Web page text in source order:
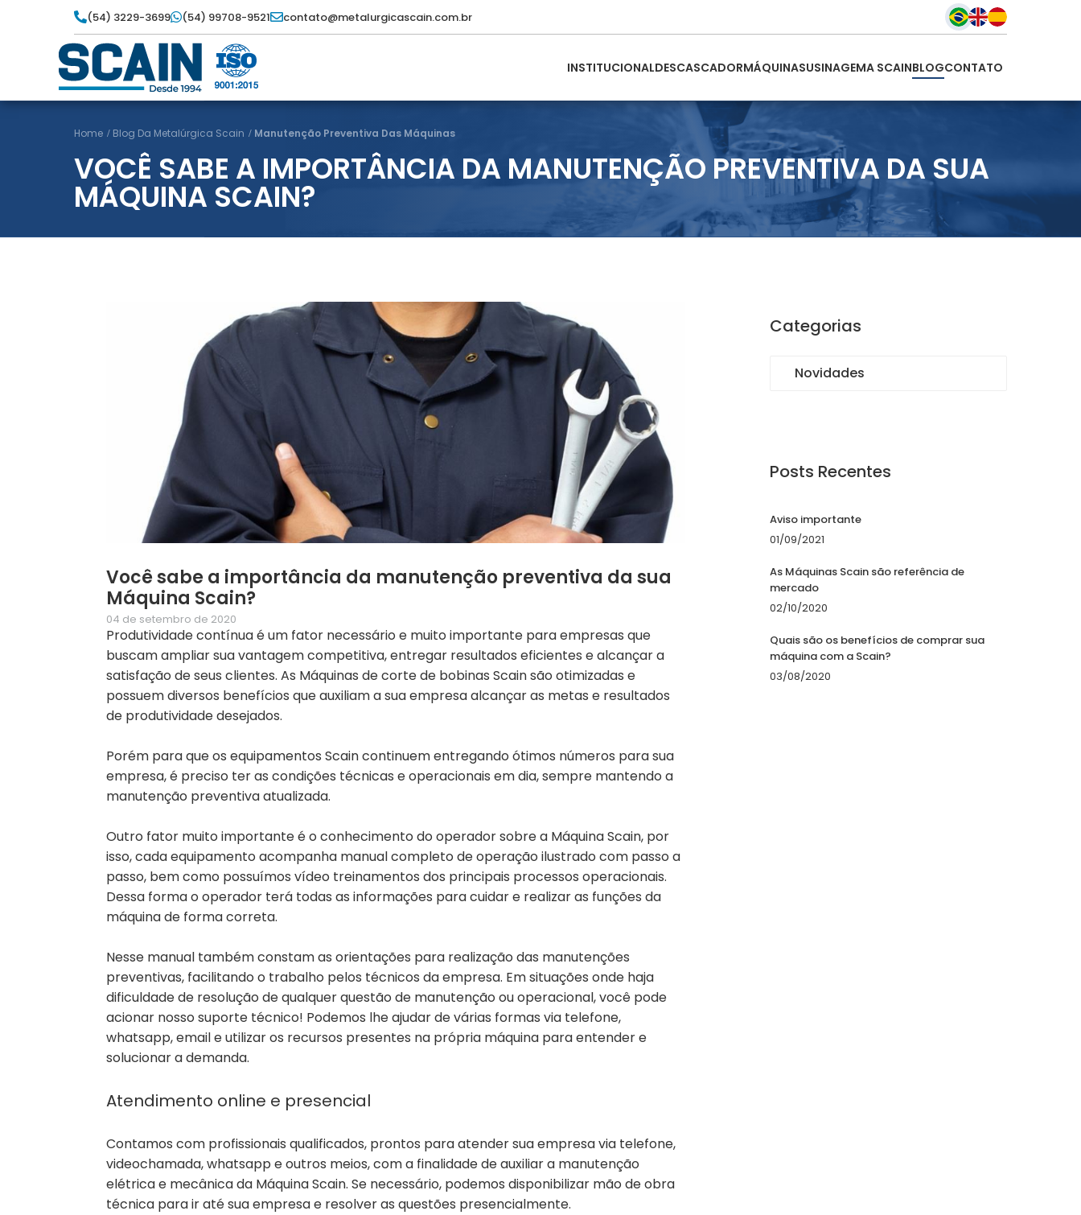
(54) 3229-3699 (54) 99708-9521 contato@metalurgicascain.com.br
INSTITUCIONALDESCASCADORMÁQUINASUSINAGEMA SCAINBLOGCONTATO
Home Blog Da Metalúrgica Scain Manutenção Preventiva Das Máquinas
VOCÊ SABE A IMPORTÂNCIA DA MANUTENÇÃO PREVENTIVA DA SUA
MÁQUINA SCAIN?
Você sabe a importância da manutenção preventiva da sua
Máquina Scain?
04 de setembro de 2020
Produtividade contínua é um fator necessário e muito importante para empresas que
buscam ampliar sua vantagem competitiva, entregar resultados eficientes e alcançar a
satisfação de seus clientes. As Máquinas de corte de bobinas Scain são otimizadas e
possuem diversos benefícios que auxiliam a sua empresa alcançar as metas e resultados
de produtividade desejados.
Porém para que os equipamentos Scain continuem entregando ótimos números para sua
empresa, é preciso ter as condições técnicas e operacionais em dia, sempre mantendo a
manutenção preventiva atualizada.
Outro fator muito importante é o conhecimento do operador sobre a Máquina Scain, por
isso, cada equipamento acompanha manual completo de operação ilustrado com passo a
passo, bem como possuímos vídeo treinamentos dos principais processos operacionais.
Dessa forma o operador terá todas as informações para cuidar e realizar as funções da
máquina de forma correta.
Nesse manual também constam as orientações para realização das manutenções
preventivas, facilitando o trabalho pelos técnicos da empresa. Em situações onde haja
dificuldade de resolução de qualquer questão de manutenção ou operacional, você pode
acionar nosso suporte técnico! Podemos lhe ajudar de várias formas via telefone,
whatsapp, email e utilizar os recursos presentes na própria máquina para entender e
solucionar a demanda.
Atendimento online e presencial
Contamos com profissionais qualificados, prontos para atender sua empresa via telefone,
videochamada, whatsapp e outros meios, com a finalidade de auxiliar a manutenção
elétrica e mecânica da Máquina Scain. Se necessário, podemos disponibilizar mão de obra
técnica para ir até sua empresa e resolver as questões presencialmente.
Categorias
Novidades
Posts Recentes
Aviso importante
01/09/2021
As Máquinas Scain são referência de
mercado
02/10/2020
Quais são os benefícios de comprar sua
máquina com a Scain?
03/08/2020